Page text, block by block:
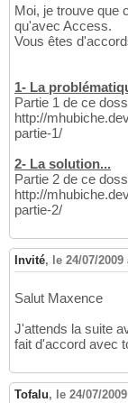
Moi, je trouve que
qu'avec Access.
Vous êtes
1- La
Partie 1 de ce
http://
partie-1/
2- La solution...
Partie 2 de ce
http://
partie-2/
Invité, le 24/07/2009
Salut Maxence
J'attends la suite
fait d'accord avec
Tofalu, le 24/07/